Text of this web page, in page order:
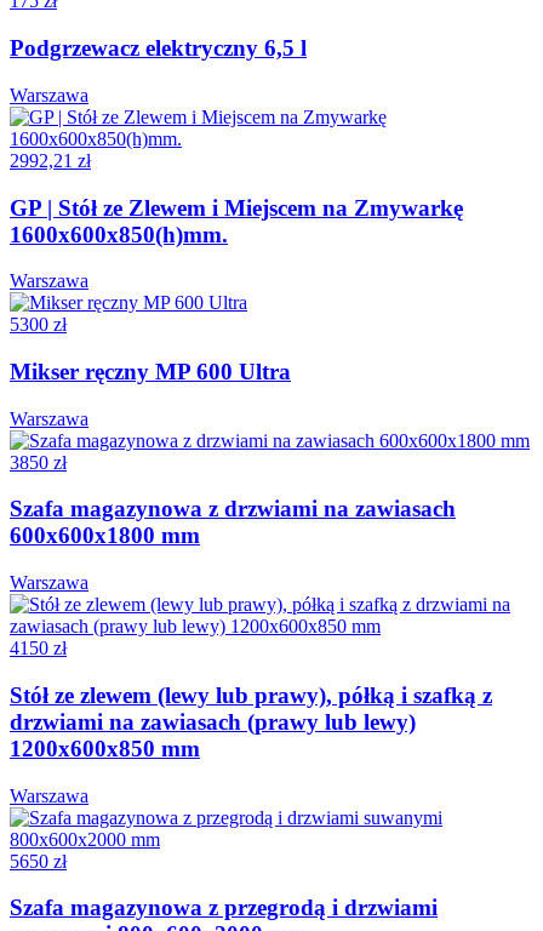
Podgrzewacz elektryczny 6,5 l
Warszawa
2992,21 zł
GP | Stół ze Zlewem i Miejscem na Zmywarkę
1600x600x850(h)mm.
Warszawa
5300 zł
Mikser ręczny MP 600 Ultra
Warszawa
3850 zł
Szafa magazynowa z drzwiami na zawiasach
600x600x1800 mm
Warszawa
4150 zł
Stół ze zlewem (lewy lub prawy), półką i szafką z
drzwiami na zawiasach (prawy lub lewy)
1200x600x850 mm
Warszawa
5650 zł
Szafa magazynowa z przegrodą i drzwiami